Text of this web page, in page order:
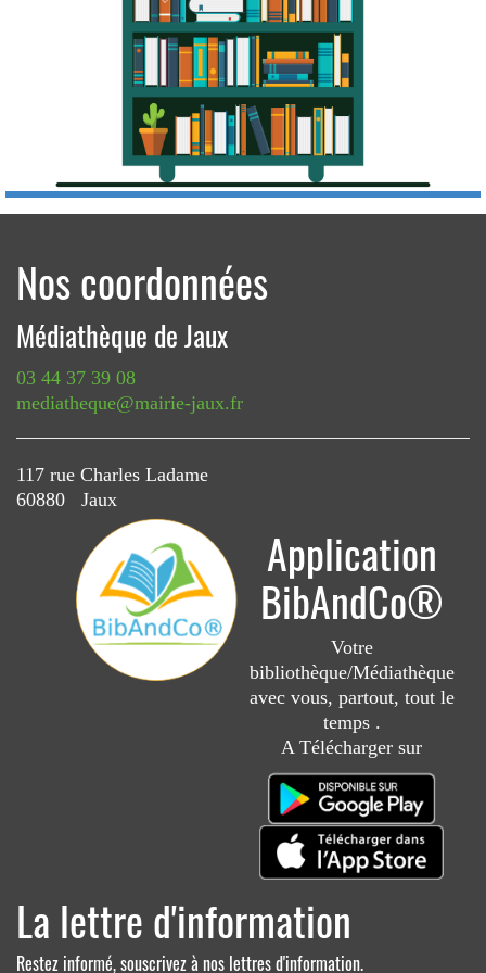
Nos coordonnées
Médiathèque de Jaux
03 44 37 39 08
mediatheque@mairie-jaux.fr
117 rue Charles Ladame
60880 Jaux
Application
BibAndCo®
Votre
bibliothèque/Médiathèque
avec vous, partout, tout le
temps .
A Télécharger sur
La lettre d'information
Restez informé, souscrivez à nos lettres d'information.